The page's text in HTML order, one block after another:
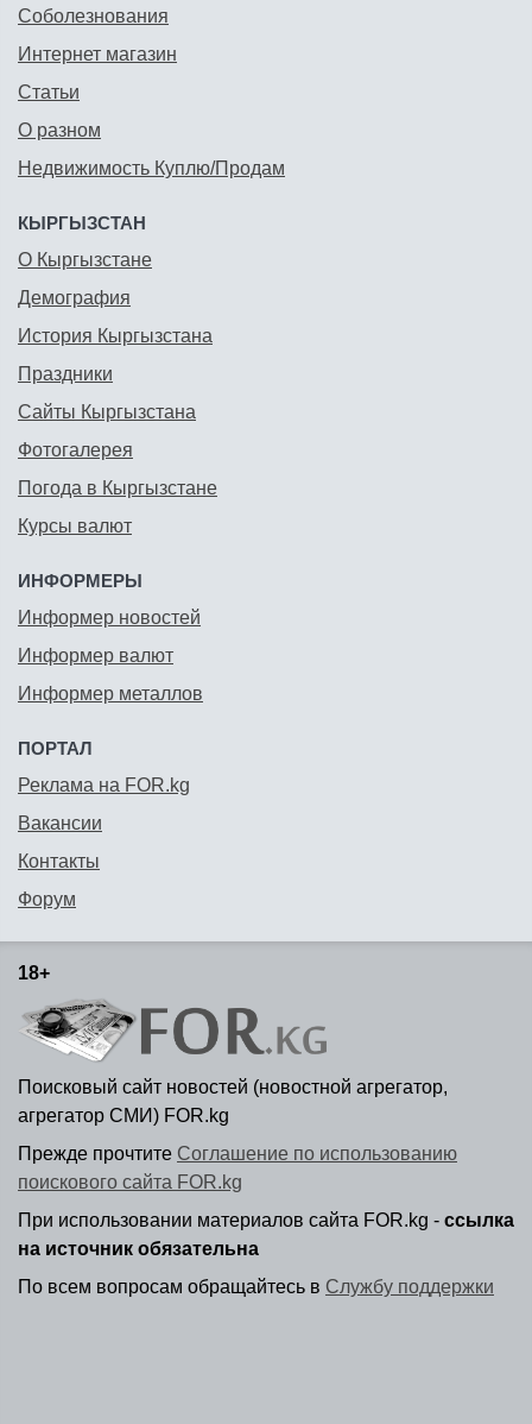
Соболезнования
Интернет магазин
Статьи
О разном
Недвижимость Куплю/Продам
КЫРГЫЗСТАН
О Кыргызстане
Демография
История Кыргызстана
Праздники
Сайты Кыргызстана
Фотогалерея
Погода в Кыргызстане
Курсы валют
ИНФОРМЕРЫ
Информер новостей
Информер валют
Информер металлов
ПОРТАЛ
Реклама на FOR.kg
Вакансии
Контакты
Форум
18+
Поисковый сайт новостей (новостной агрегатор,
агрегатор СМИ) FOR.kg
Прежде прочтите Соглашение по использованию
поискового сайта FOR.kg
При использовании материалов сайта FOR.kg - ссылка
на источник обязательна
По всем вопросам обращайтесь в Службу поддержки